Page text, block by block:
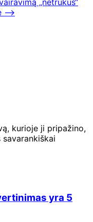
„netrukus“
⟶
kurioje ji pripažino,
savarankiškai
yra 5